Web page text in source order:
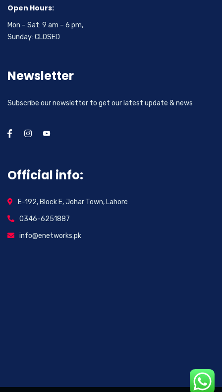
Open Hours:
Mon – Sat: 9 am – 6 pm,
Sunday: CLOSED
Newsletter
Subscribe our newsletter to get our latest update & news
Official info:
E-192, Block E, Johar Town, Lahore
0346-6251887
info@enetworks.pk